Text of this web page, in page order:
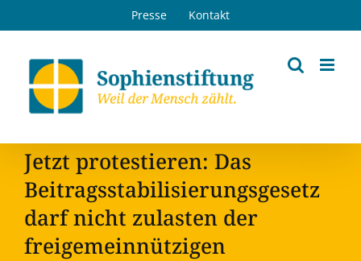
Inhalt
Presse Kontakt
Jetzt protestieren: Das
Beitragsstabilisierungsgesetz
darf nicht zulasten der
freigemeinnützigen